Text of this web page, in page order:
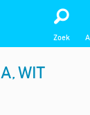
Zoek
WIT